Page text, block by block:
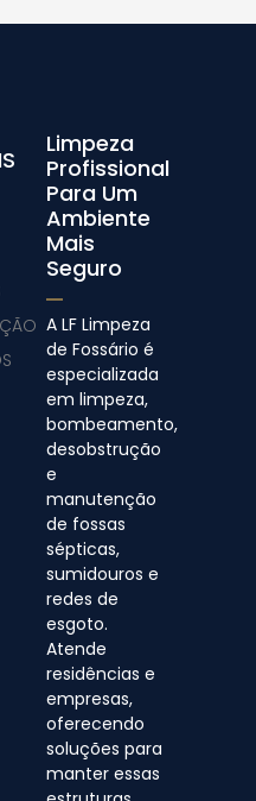
Limpeza
Profissional
Para Um
Ambiente
Mais
Seguro
A LF Limpeza
de Fossário é
especializada
em limpeza,
bombeamento,
desobstrução
e
manutenção
de fossas
sépticas,
sumidouros e
redes de
esgoto.
Atende
residências e
empresas,
oferecendo
soluções para
manter essas